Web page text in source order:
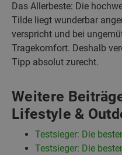
Das Allerbeste: Die
Tilde liegt wunderbar
verspricht und bei
Tragekomfort. Deshalb
Tipp absolut zurecht.
Weitere
Lifestyle &
Testsieger: Die
Testsieger: Die